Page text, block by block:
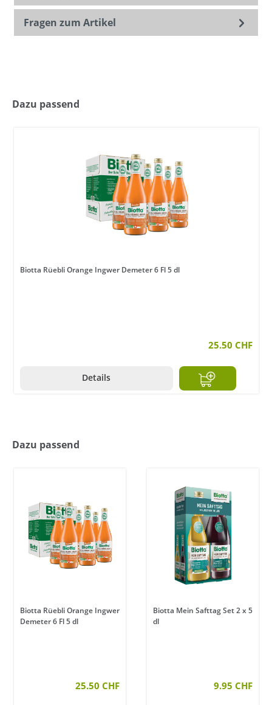
Fragen zum Artikel
Dazu passend
Biotta Rüebli Orange Ingwer Demeter 6 Fl 5 dl
25.50 CHF
Details
Dazu passend
Biotta Rüebli Orange Ingwer
Demeter 6 Fl 5 dl
25.50 CHF
Biotta Mein Safttag Set 2 x 5
dl
9.95 CHF